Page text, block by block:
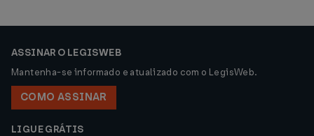
ASSINAR O LEGISWEB
Mantenha-se informado e atualizado com o LegisWeb.
COMO ASSINAR
LIGUE GRÁTIS